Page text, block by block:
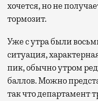
хочется, но не
тормозит.
Уже с утра были
ситуация,
пик, обычно утром
баллов. Можно
так что департамент